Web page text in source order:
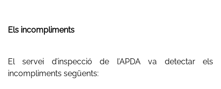
Els incompliments
El servei d’inspecció de l’APDA va detectar els
incompliments següents: